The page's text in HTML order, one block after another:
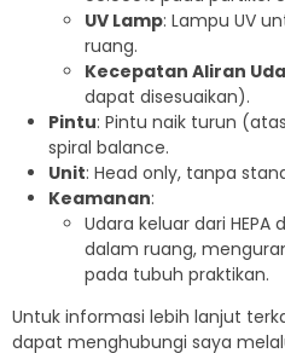
UV Lamp: Lampu UV
ruang.
Kecepatan Aliran
dapat disesuaikan).
Pintu: Pintu naik turun
spiral balance.
Unit: Head only, tanpa
Keamanan:
Udara keluar dari
dalam ruang,
pada tubuh praktikan.
Untuk informasi lebih lanjut
dapat menghubungi saya